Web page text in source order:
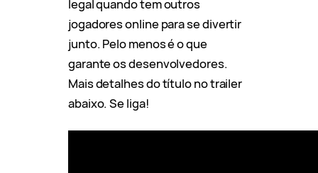
legal quando tem outros
jogadores online para se divertir
junto. Pelo menos é o que
garante os desenvolvedores.
Mais detalhes do título no trailer
abaixo. Se liga!